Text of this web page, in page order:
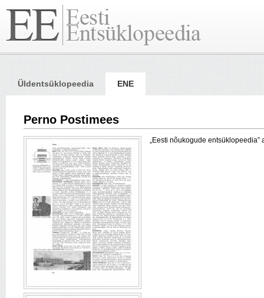
Üldentsüklopeedia ENE
Perno Postimees
„Eesti nõukogude